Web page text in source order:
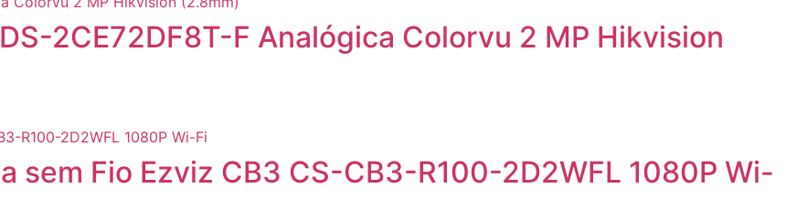
2CE72DF8T-F Analógica Colorvu 2 MP Hikvision
sem Fio Ezviz CB3 CS-CB3-R100-2D2WFL 1080P Wi-